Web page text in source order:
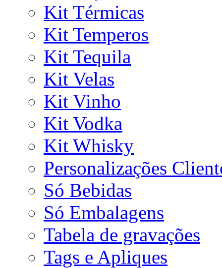
Kit Térmicas
Kit Temperos
Kit Tequila
Kit Velas
Kit Vinho
Kit Vodka
Kit Whisky
Personalizações
Só Bebidas
Só Embalagens
Tabela de gravações
Tags e Apliques